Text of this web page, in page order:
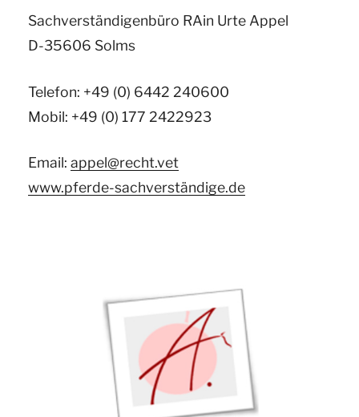
Sachverständigenbüro RAin Urte Appel
D-35606 Solms
Telefon: +49 (0) 6442 240600
Mobil: +49 (0) 177 2422923
Email:appel@recht.vet
www.pferde-sachverständige.de